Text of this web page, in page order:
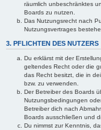
räumlich unbeschränktes
Boards zu nutzen.
Das Nutzungsrecht nach
Nutzungsvertrages
3. PFLICHTEN DES NUTZERS
Du erklärst mit der
geltendes Recht oder die
das Recht besitzt, die in
bzw. zu verwenden.
Der Betreiber des Boards
Nutzungsbedingungen
Betreiber dich nach
Boards ausschließen und
Du nimmst zur Kenntnis,